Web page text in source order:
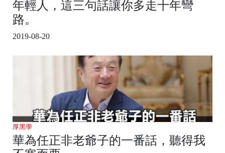
年輕人，這三句話讓你多走十年彎
路。
2019-08-20
厚黑學
華為任正非老爺子的一番話，聽得我